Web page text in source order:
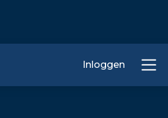
Inloggen